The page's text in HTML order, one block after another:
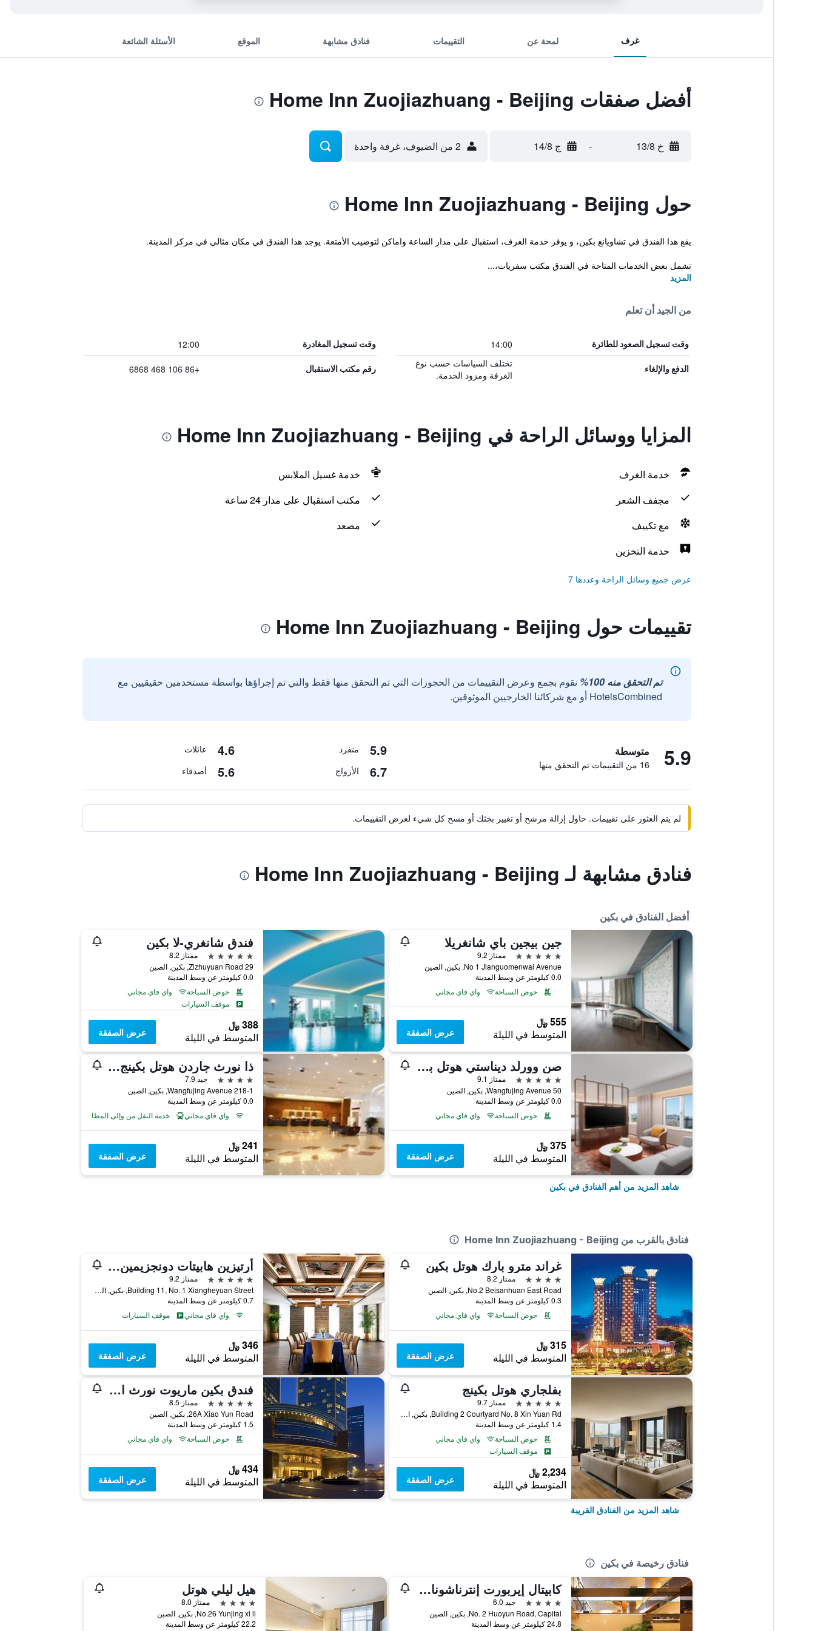
غرف لمحة عن التقييمات فنادق مشابهة الموقع الأسئلة الشائعة
أفضل صفقات Home Inn Zuojiazhuang - Beijing
خ 13/8 - ج 14/8 2 من الضيوف، غرفة واحدة
حول Home Inn Zuojiazhuang - Beijing
يقع هذا الفندق في تشاويانغ بكين، و يوفر خدمة الغرف، استقبال على مدار الساعة واماكن لتوضيب الأمتعة. يوجد هذا الفندق في مكان مثالي في مركز المدينة.
تشمل بعض الخدمات المتاحة في الفندق مكتب سفريات،...
المزيد
من الجيد أن تعلم
وقت تسجيل الصعود للطائرة 14:00 وقت تسجيل المغادرة 12:00
الدفع والإلغاء
تختلف السياسات حسب نوع
الغرفة ومزود الخدمة.
رقم مكتب الاستقبال +86 106 468 6868
المزايا ووسائل الراحة في Home Inn Zuojiazhuang - Beijing
خدمة الغرف
خدمة غسيل الملابس
مجفف الشعر
مكتب استقبال على مدار 24 ساعة
مع تكييف
مصعد
خدمة التخزين
عرض جميع وسائل الراحة وعددها 7
تقييمات حول Home Inn Zuojiazhuang - Beijing
تم التحقق منه 100%
نقوم بجمع وعرض التقييمات من الحجوزات التي تم التحقق منها فقط والتي تم إجراؤها بواسطة مستخدمين حقيقيين مع
HotelsCombined أو مع شركائنا الخارجيين الموثوقين.
5.9 متوسطة
16 من التقييمات تم التحقق منها
5.9 منفرد 4.6 عائلات
6.7 الأزواج 5.6 أصدقاء
لم يتم العثور على تقييمات. حاول إزالة مرشح أو تغيير بحثك أو مسح كل شيء لعرض التقييمات.
فنادق مشابهة لـ Home Inn Zuojiazhuang - Beijing
أفضل الفنادق في بكين
جين بيجين باي شانغريلا
5 نجوم
ممتاز 9.2
No 1 Jianguomenwai Avenue, بكين, الصين
0.0 كيلومتر عن وسط المدينة
حوض السباحة
واي فاي مجاني
555 ﷼
المتوسط في الليلة عرض الصفقة
فندق شانغري-لا بكين
5 نجوم
ممتاز 8.2
29 Zizhuyuan Road, بكين, الصين
0.0 كيلومتر عن وسط المدينة
حوض السباحة
واي فاي مجاني
موقف السيارات
388 ﷼
المتوسط في الليلة عرض الصفقة
صن وورلد ديناستي هوتل بكين وانج فوجينج
5 نجوم
ممتاز 9.1
50 Wangfujing Avenue, بكين, الصين
0.0 كيلومتر عن وسط المدينة
حوض السباحة
واي فاي مجاني
375 ﷼
المتوسط في الليلة عرض الصفقة
ذا نورث جاردن هوتل بكينج وانج فو جينج
4 نجوم
جيد 7.9
218-1 Wangfujing Avenue, بكين, الصين
0.0 كيلومتر عن وسط المدينة
واي فاي مجاني
خدمة النقل من وإلى المطار
241 ﷼
المتوسط في الليلة عرض الصفقة
شاهد المزيد من أهم الفنادق في بكين
فنادق بالقرب من Home Inn Zuojiazhuang - Beijing
غراند مترو بارك هوتل بكين
4 نجوم
ممتاز 8.2
No.2 Beisanhuan East Road, بكين, الصين
0.3 كيلومتر عن وسط المدينة
حوض السباحة
واي فاي مجاني
315 ﷼
المتوسط في الليلة عرض الصفقة
أرتيزين هابيتات دونجزيمين بيجين
5 نجوم
ممتاز 9.2
Building 11, No. 1 Xiangheyuan Street, بكين, الصين
0.7 كيلومتر عن وسط المدينة
واي فاي مجاني
موقف السيارات
346 ﷼
المتوسط في الليلة عرض الصفقة
بفلجاري هوتل بكينج
5 نجوم
ممتاز 9.7
Building 2 Courtyard No. 8 Xin Yuan Rd, بكين, الصين
1.4 كيلومتر عن وسط المدينة
حوض السباحة
واي فاي مجاني
موقف السيارات
2,234 ﷼
المتوسط في الليلة عرض الصفقة
فندق بكين ماريوت نورث ايست
5 نجوم
ممتاز 8.5
26A Xiao Yun Road, بكين, الصين
1.5 كيلومتر عن وسط المدينة
حوض السباحة
واي فاي مجاني
434 ﷼
المتوسط في الليلة عرض الصفقة
شاهد المزيد من الفنادق القريبة
فنادق رخيصة في بكين
كابيتال إيربورت إنترناشونال هوتل
4 نجوم
جيد 6.0
No. 2 Huoyun Road, Capital, بكين, الصين
24.8 كيلومتر عن وسط المدينة
هيل ليلي هوتل
4 نجوم
ممتاز 8.0
No.26 Yunjing xi li, بكين, الصين
22.2 كيلومتر عن وسط المدينة